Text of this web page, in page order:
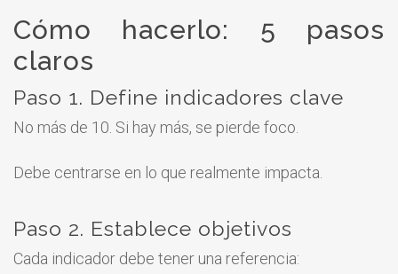
Cómo hacerlo: 5 pasos
claros
Paso 1. Define indicadores clave
No más de 10. Si hay más, se pierde foco.
Debe centrarse en lo que realmente impacta.
Paso 2. Establece objetivos
Cada indicador debe tener una referencia: